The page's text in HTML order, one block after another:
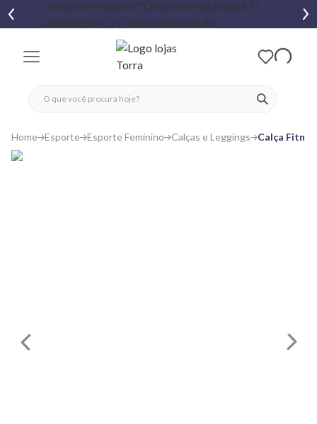
ver
fechar menu
fechar menu
favoritos
Home Esporte Esporte Feminino Calças e Leggings Calça